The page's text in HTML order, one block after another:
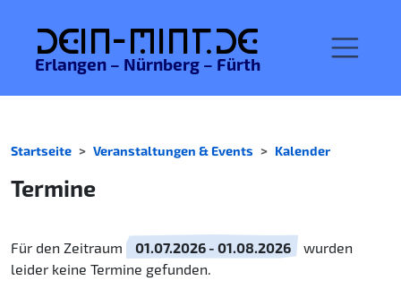
Dein-MINT.de
Erlangen – Nürnberg – Fürth
Startseite Veranstaltungen & Events Kalender
Termine
Für den Zeitraum 01.07.2026 - 01.08.2026
wurden
leider keine Termine gefunden.